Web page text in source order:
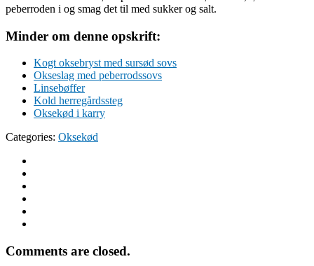
peberroden i og smag det til med sukker og salt.
Minder om denne opskrift:
Kogt oksebryst med sursød sovs
Okseslag med peberrodssovs
Linsebøffer
Kold herregårdssteg
Oksekød i karry
Categories: Oksekød
Comments are closed.